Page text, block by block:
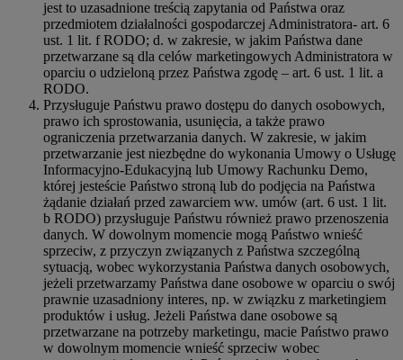
jest to uzasadnione treścią zapytania od Państwa oraz
przedmiotem działalności gospodarczej Administratora- art. 6
ust. 1 lit. f RODO; d. w zakresie, w jakim Państwa dane
przetwarzane są dla celów marketingowych Administratora w
oparciu o udzieloną przez Państwa zgodę – art. 6 ust. 1 lit. a
RODO.
Przysługuje Państwu prawo dostępu do danych osobowych,
prawo ich sprostowania, usunięcia, a także prawo
ograniczenia przetwarzania danych. W zakresie, w jakim
przetwarzanie jest niezbędne do wykonania Umowy o Usługę
Informacyjno-Edukacyjną lub Umowy Rachunku Demo,
której jesteście Państwo stroną lub do podjęcia na Państwa
żądanie działań przed zawarciem ww. umów (art. 6 ust. 1 lit.
b RODO) przysługuje Państwu również prawo przenoszenia
danych. W dowolnym momencie mogą Państwo wnieść
sprzeciw, z przyczyn związanych z Państwa szczególną
sytuacją, wobec wykorzystania Państwa danych osobowych,
jeżeli przetwarzamy Państwa dane osobowe w oparciu o swój
prawnie uzasadniony interes, np. w związku z marketingiem
produktów i usług. Jeżeli Państwa dane osobowe są
przetwarzane na potrzeby marketingu, macie Państwo prawo
w dowolnym momencie wnieść sprzeciw wobec